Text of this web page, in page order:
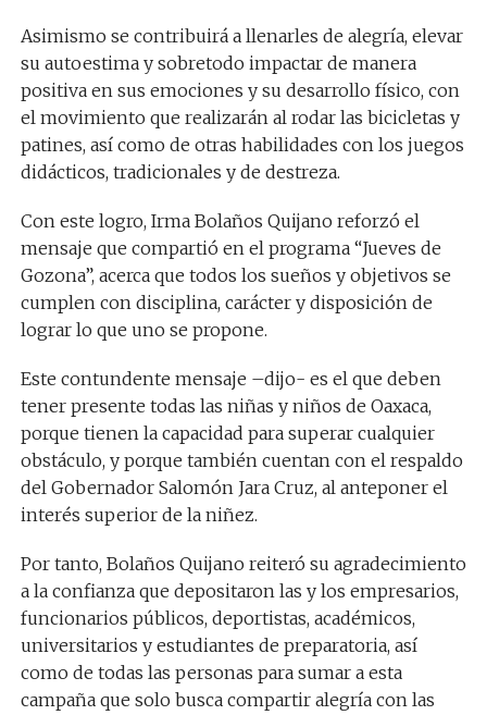
Asimismo se contribuirá a llenarles de alegría, elevar
su autoestima y sobretodo impactar de manera
positiva en sus emociones y su desarrollo físico, con
el movimiento que realizarán al rodar las bicicletas y
patines, así como de otras habilidades con los juegos
didácticos, tradicionales y de destreza.
Con este logro, Irma Bolaños Quijano reforzó el
mensaje que compartió en el programa “Jueves de
Gozona”, acerca que todos los sueños y objetivos se
cumplen con disciplina, carácter y disposición de
lograr lo que uno se propone.
Este contundente mensaje –dijo- es el que deben
tener presente todas las niñas y niños de Oaxaca,
porque tienen la capacidad para superar cualquier
obstáculo, y porque también cuentan con el respaldo
del Gobernador Salomón Jara Cruz, al anteponer el
interés superior de la niñez.
Por tanto, Bolaños Quijano reiteró su agradecimiento
a la confianza que depositaron las y los empresarios,
funcionarios públicos, deportistas, académicos,
universitarios y estudiantes de preparatoria, así
como de todas las personas para sumar a esta
campaña que solo busca compartir alegría con las